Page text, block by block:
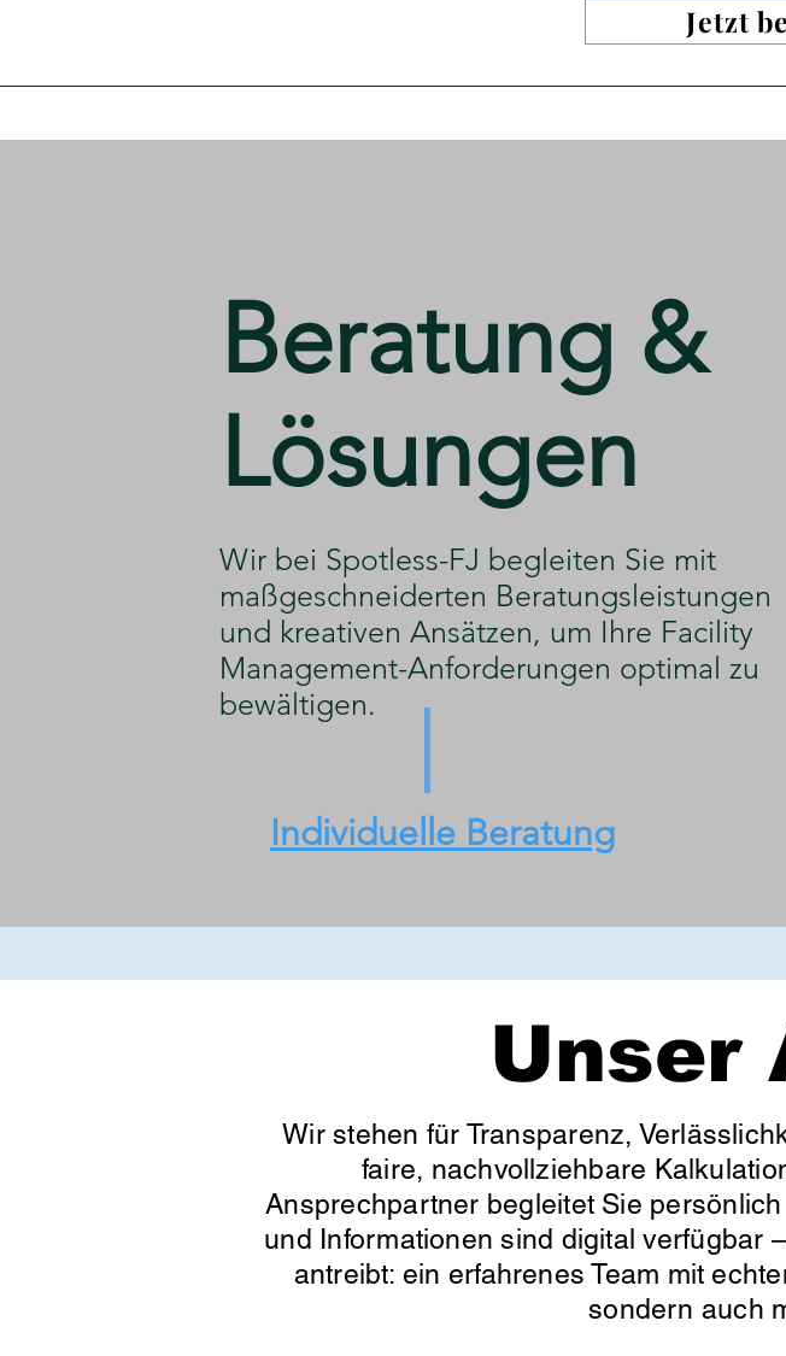
Jetzt
​Beratung &
Lösungen
​Wir bei Spotless-FJ begleiten Sie mit
maßgeschneiderten Beratungsleistungen
und kreativen Ansätzen, um Ihre Facility
Management-Anforderungen optimal zu
bewältigen.
Individuelle Beratung
Unser
Wir stehen für Transparenz,
faire, nachvollziehbare
Ansprechpartner begleitet Sie
und Informationen sind digital verfügbar
antreibt: ein erfahrenes Team mit
sondern auch